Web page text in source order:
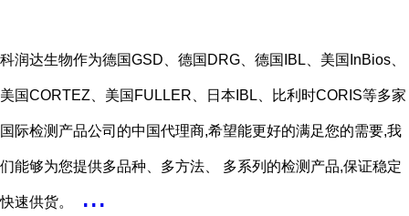
科润达生物作为德国GSD、德国DRG、德国IBL、美国InBios、
美国CORTEZ、美国FULLER、日本IBL、比利时CORIS等多家
国际检测产品公司的中国代理商,希望能更好的满足您的需要,我
们能够为您提供多品种、多方法、 多系列的检测产品,保证稳定
快速供货。
...